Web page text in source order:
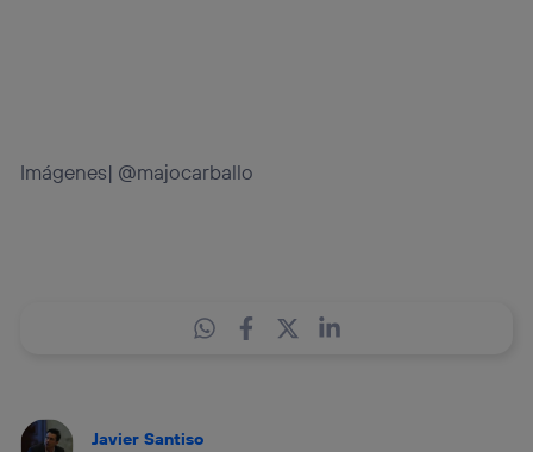
Imágenes| @majocarballo
Javier Santiso